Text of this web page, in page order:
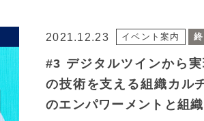
2021.12.23 イベント案内
#3 デジタルツインから
の技術を支える組織カル
のエンパワーメントと組